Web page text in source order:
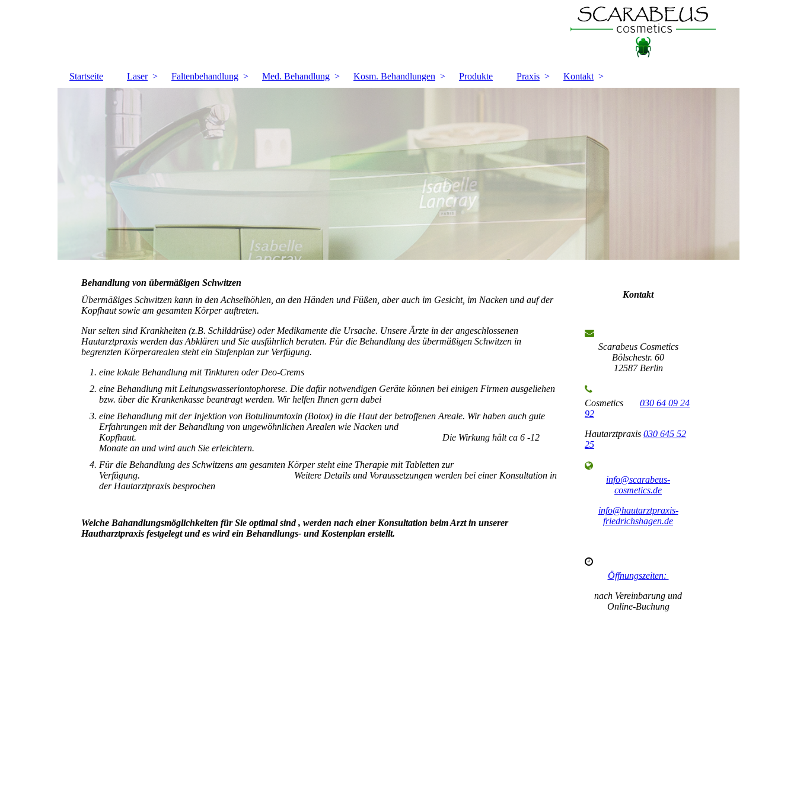
Startseite Laser Faltenbehandlung Med. Behandlung Kosm. Behandlungen Produkte Praxis Kontakt
Behandlung von übermäßigen Schwitzen
Übermäßiges Schwitzen kann in den Achselhöhlen, an den Händen und Füßen, aber auch im Gesicht, im Nacken und auf der
Kopfhaut sowie am gesamten Körper auftreten.
Nur selten sind Krankheiten (z.B. Schilddrüse) oder Medikamente die Ursache. Unsere Ärzte in der angeschlossenen
Hautarztpraxis werden das Abklären und Sie ausführlich beraten. Für die Behandlung des übermäßigen Schwitzen in
begrenzten Körperarealen steht ein Stufenplan zur Verfügung.
eine lokale Behandlung mit Tinkturen oder Deo-Crems
eine Behandlung mit Leitungswasseriontophorese. Die dafür notwendigen Geräte können bei einigen Firmen ausgeliehen
bzw. über die Krankenkasse beantragt werden. Wir helfen Ihnen gern dabei
eine Behandlung mit der Injektion von Botulinumtoxin (Botox) in die Haut der betroffenen Areale. Wir haben auch gute
Erfahrungen mit der Behandlung von ungewöhnlichen Arealen wie Nacken und
Kopfhaut. Die Wirkung hält ca 6 -12
Monate an und wird auch Sie erleichtern.
Für die Behandlung des Schwitzens am gesamten Körper steht eine Therapie mit Tabletten zur
Verfügung. Weitere Details und Voraussetzungen werden bei einer Konsultation in
der Hautarztpraxis besprochen
Welche Bahandlungsmöglichkeiten für Sie optimal sind , werden nach einer Konsultation beim Arzt in unserer
Hautharztpraxis festgelegt und es wird ein Behandlungs- und Kostenplan erstellt.
Kontakt
Scarabeus Cosmetics
Bölschestr. 60
12587 Berlin
Cosmetics 030 64 09 24
92
Hautarztpraxis 030 645 52
25
info@scarabeus-
cosmetics.de
info@hautarztpraxis-
friedrichshagen.de
Öffnungszeiten:
nach Vereinbarung und
Online-Buchung